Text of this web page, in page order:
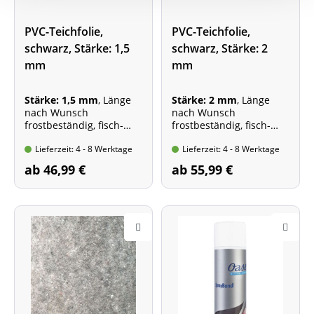
PVC-Teichfolie,
schwarz, Stärke: 1,5
mm
Stärke: 1,5 mm, Länge
nach Wunsch
frostbeständig, fisch-
wurzelfest, UV-
stabilisiert, aus
erstklassigen
und unverbrauchten
Lieferzeit: 4 - 8 Werktage
ab 46,99 €
PVC-Teichfolie,
schwarz, Stärke: 2
mm
Stärke: 2 mm, Länge
nach Wunsch
frostbeständig, fisch-
wurzelfest, UV-
stabilisiert, aus
erstklassigen
und unverbrauchten
Lieferzeit: 4 - 8 Werktage
ab 55,99 €